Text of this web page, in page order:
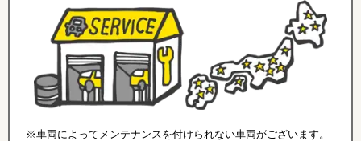
※車両によってメンテナンスを付けられない車両がございます。